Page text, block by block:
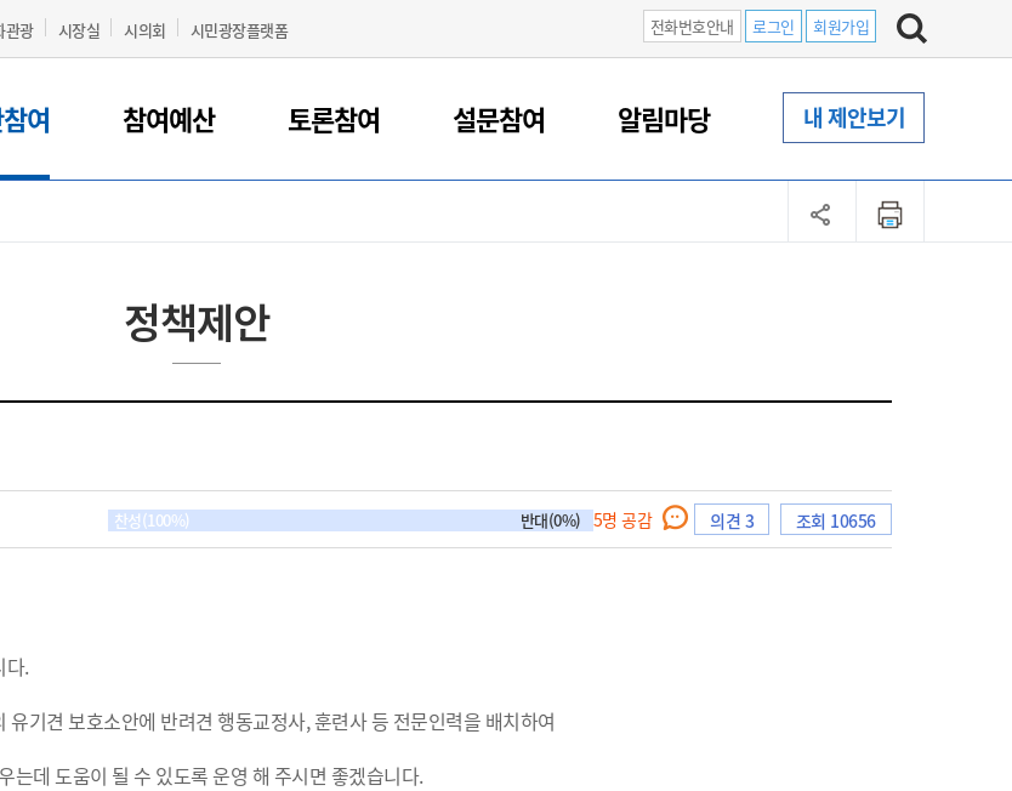
관광 시장실 시의회 시민광장플랫폼 전화번호안내 로그인 회원가입
여 참여예산 토론참여 설문참여 알림마당 내 제안보기
정책제안
찬성(100%) 반대(0%) 5명 공감 의견 3 조회 10656
다.
기견 보호소안에 반려견 행동교정사, 훈련사 등 전문인력을 배치하여
는데 도움이 될 수 있도록 운영 해 주시면 좋겠습니다.